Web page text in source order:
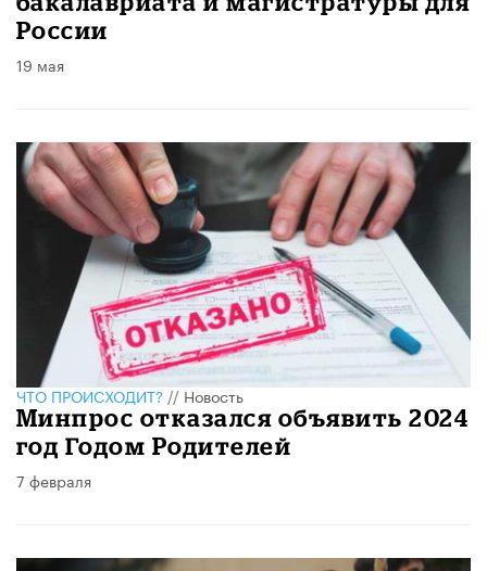
России
19 мая
ЧТО ПРОИСХОДИТ?//Новость
Минпрос отказался объявить 2024
год Годом Родителей
7 февраля